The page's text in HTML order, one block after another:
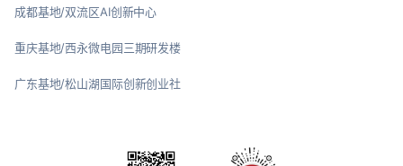
成都基地/双流区AI创新中心
重庆基地/西永微电园三期研发楼
广东基地/松山湖国际创新创业社